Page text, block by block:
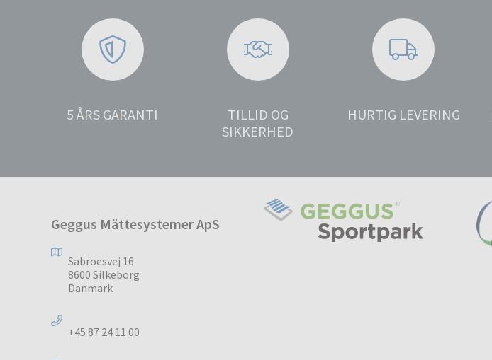
5 ÅRS GARANTI
TILLID OG
SIKKERHED
HURTIG LEVERING
Geggus Måttesystemer ApS
Sabroesvej 16
8600 Silkeborg
Danmark
+45 87 24 11 00